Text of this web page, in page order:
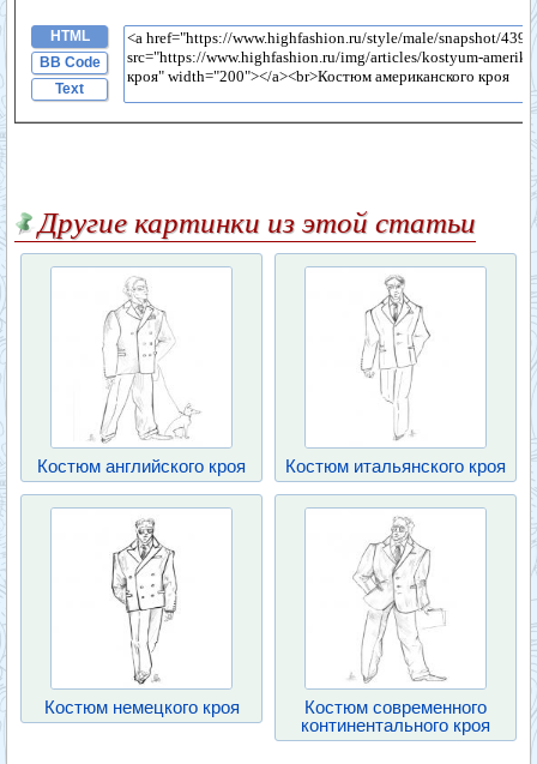
HTML
BB Code
Text
Другие картинки из этой статьи
Костюм английского кроя Костюм итальянского кроя
Костюм немецкого кроя
Костюм современного
континентального кроя